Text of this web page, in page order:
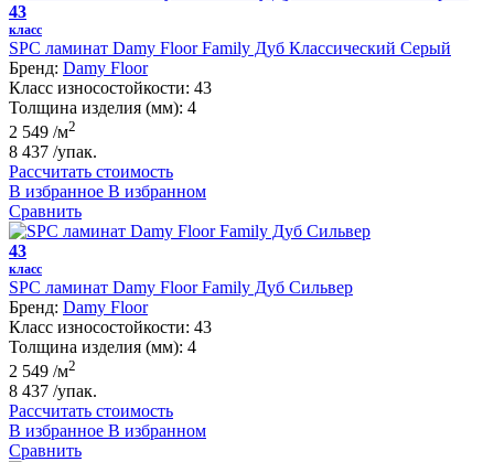
43
класс
SPC ламинат Damy Floor Family Дуб Классический Серый
Бренд: Damy Floor
Класс износостойкости: 43
Толщина изделия (мм): 4
2 549 /м2
8 437 /упак.
Рассчитать стоимость
В избранное В избранном
Сравнить
43
класс
SPC ламинат Damy Floor Family Дуб Сильвер
Бренд: Damy Floor
Класс износостойкости: 43
Толщина изделия (мм): 4
2 549 /м2
8 437 /упак.
Рассчитать стоимость
В избранное В избранном
Сравнить